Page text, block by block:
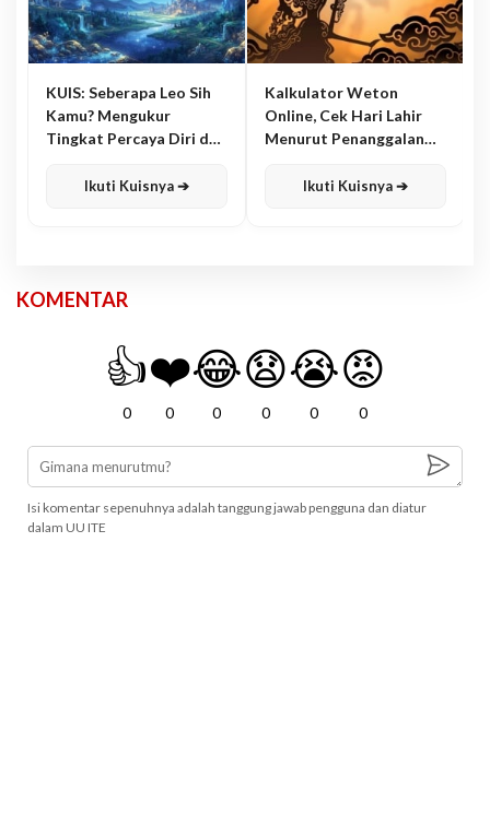
KUIS: Seberapa Leo Sih
Kamu? Mengukur
Tingkat Percaya Diri dan
Ikuti Kuisnya ➔
Kalkulator Weton
Online, Cek Hari Lahir
Menurut Penanggalan
Ikuti Kuisnya ➔
KOMENTAR
👍
0
❤️
0
😂
0
😧
0
😭
0
😡
0
Isi komentar sepenuhnya adalah tanggung jawab pengguna dan diatur
dalam UU ITE